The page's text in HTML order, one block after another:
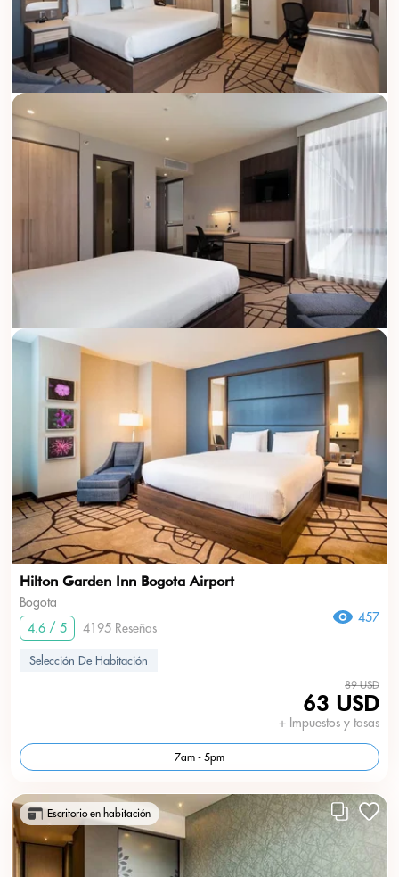
Hilton Garden Inn Bogota Airport
Bogota
4.6 / 5
4195 Reseñas
457
Selección De Habitación
89 USD
63 USD
+ Impuestos y tasas
7am - 5pm
Escritorio en habitación